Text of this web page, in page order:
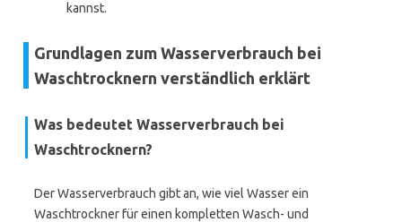
kannst.
Grundlagen zum Wasserverbrauch bei
Waschtrocknern verständlich erklärt
Was bedeutet Wasserverbrauch bei
Waschtrocknern?
Der Wasserverbrauch gibt an, wie viel Wasser ein
Waschtrockner für einen kompletten Wasch- und